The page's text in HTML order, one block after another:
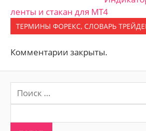
ленты и стакан для МТ4
ТЕРМИНЫ ФОРЕКС, СЛОВАРЬ
Комментарии закрыты.